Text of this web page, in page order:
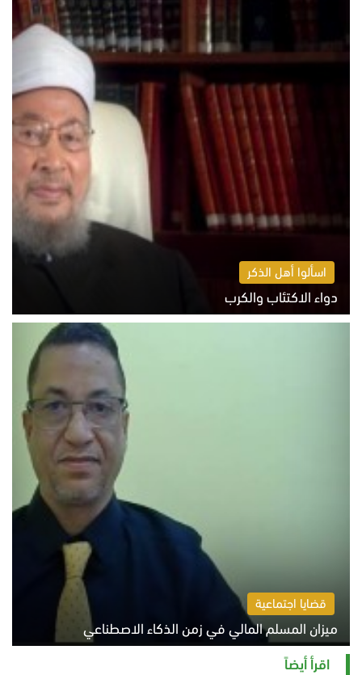
اسألوا أهل الذكر
دواء الاكتئاب والكرب
السبت 8 أغسطس 2026 10:54 ص
قضايا اجتماعية
ميزان المسلم المالي في زمن الذكاء الاصطناعي
السبت 8 أغسطس 2026 11:21 ص
اقرأ أيضاً